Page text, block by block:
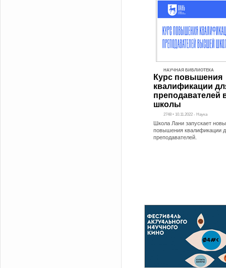
НАУЧНАЯ БИБЛИОТЕКА
Курс повышения
квалификации
преподавателей
школы
2748 • 10.11.2022 - Наука
Школа Лани запускает
повышения квалификации
преподавателей.